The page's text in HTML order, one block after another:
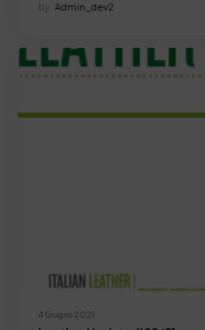
by Admin_dev2
4 Giugno 2021